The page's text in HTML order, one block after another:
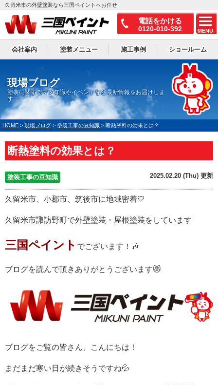
電話をかける
0120-010-392 MENU
久留米市の外壁塗装なら三国ペイントへお任せ
会社案内 塗装メニュー 施工事例 ショールーム
現場ブログ
塗装に関するマメ知識やイベントなど最新情報をお届けしま
す！
HOME > 現場ブログ > 塗装工事の豆知識 > 断熱塗料の効果とは？
断熱塗料の効果とは？
塗装工事の豆知識 2025.02.20 (Thu) 更新
久留米市、小郡市、筑後市に地域密着💛
久留米市諏訪野町で外壁塗装・屋根塗装をしています
三国ペイント でございます！🎶
ブログを読んで頂きありがとうございます😻
ブロ グをご覧の皆さん、こんにちは！
まだまだ寒い日が続きそうですね💦